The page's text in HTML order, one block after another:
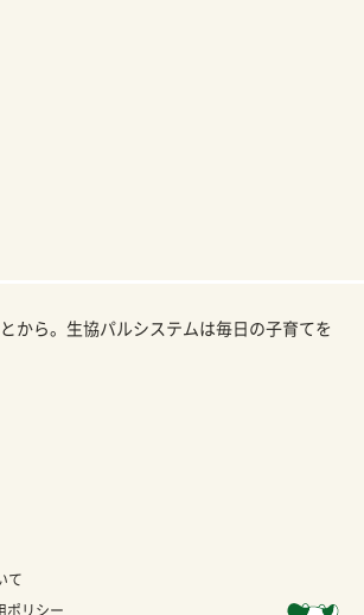
から。生協パルシステムは毎日の子育てを
て
ポリシー